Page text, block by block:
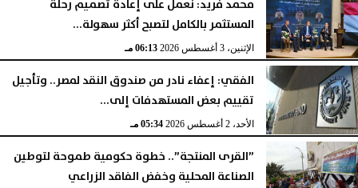
محمد فريد: نعمل على إعادة تصميم رحلة
المستثمر بالكامل لتصبح أكثر سهولة...
الإثنين، 3 أغسطس 2026 06:13 مـ
الفقي: إعفاء نادر من صندوق النقد لمصر.. وتأجيل
تقييم بعض المستهدفات إلى...
الأحد، 2 أغسطس 2026 05:34 مـ
”القرى المنتجة”.. خطوة حكومية طموحة لتوطين
الصناعة المحلية وخفض الفاقد الزراعي